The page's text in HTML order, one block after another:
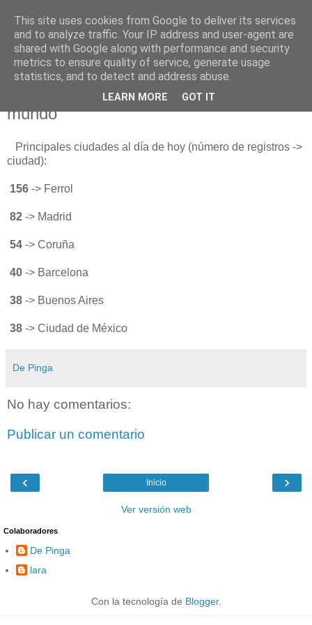
Está de pinga
6/12/18
Datos de nuestro alcance directo en el
mundo
Principales ciudades al día de hoy (número de registros ->
ciudad):
156 -> Ferrol
82 -> Madrid
54 -> Coruña
40 -> Barcelona
38 -> Buenos Aires
38 -> Ciudad de México
De Pinga
No hay comentarios:
Publicar un comentario
‹ ›
Inicio
Ver versión web
Colaboradores
De Pinga
lara
Con la tecnología de Blogger.
This site uses cookies from Google to deliver its services
and to analyze traffic. Your IP address and user-agent are
shared with Google along with performance and security
metrics to ensure quality of service, generate usage
statistics, and to detect and address abuse.
LEARN MORE GOT IT